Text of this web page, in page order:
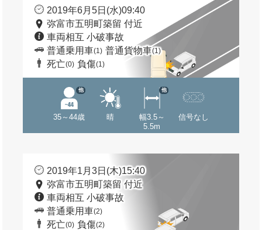
2019年6月5日(水)09:40
弥富市五明町築留 付近
車両相互 小破事故
普通乗用車(1) 普通貨物車(1)
死亡(0) 負傷(1)
35～44歳
他
晴
幅3.5～
5.5m
他
信号なし
2019年1月3日(木)15:40
弥富市五明町築留 付近
車両相互 小破事故
普通乗用車(2)
死亡(0) 負傷(2)